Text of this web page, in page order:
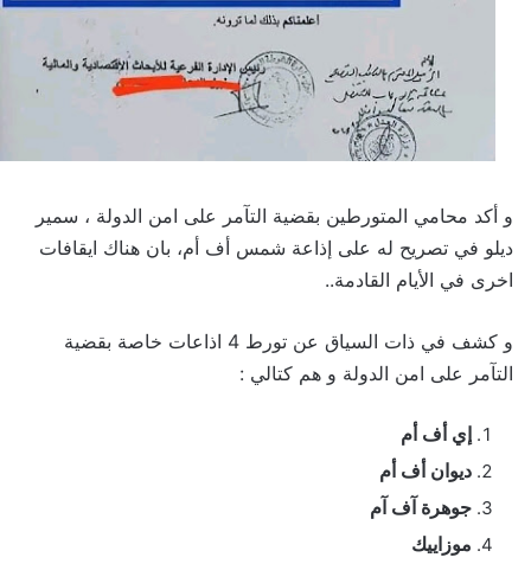
و أكد محامي المتورطين بقضية التآمر على امن الدولة ، سمير
ديلو في تصريح له على إذاعة شمس أف أم، بان هناك ايقافات
اخرى في الأيام القادمة..
و كشف في ذات السياق عن تورط 4 اذاعات خاصة بقضية
التآمر على امن الدولة و هم كتالي :
إي أف أم
ديوان أف أم
جوهرة آف آم
موزاييك